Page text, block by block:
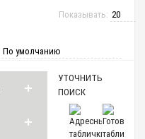
Показывать:
УТОЧНИТЬ
ПОИСК